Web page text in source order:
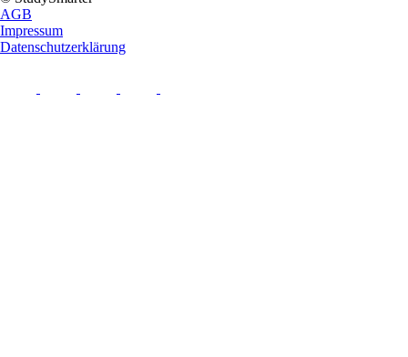
AGB
Impressum
Datenschutzerklärung